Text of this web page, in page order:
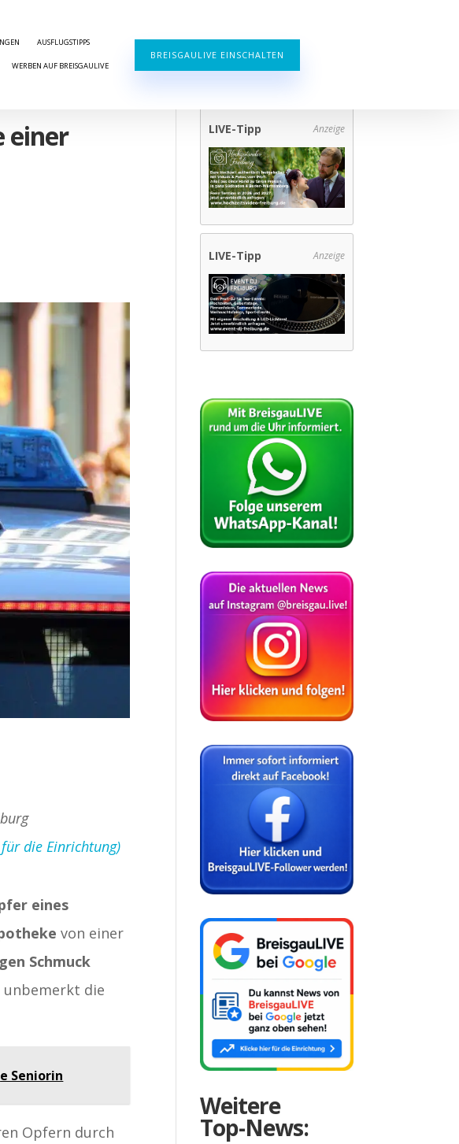
AUSFLUGSTIPPS
WERBEN AUF BREISGAULIVE
BREISGAULIVE EINSCHALTEN
einer
die Einrichtung)
eines
von einer
Schmuck
unbemerkt die
Seniorin
Opfern durch
LIVE-Tipp Anzeige
LIVE-Tipp Anzeige
Weitere
Top-News: